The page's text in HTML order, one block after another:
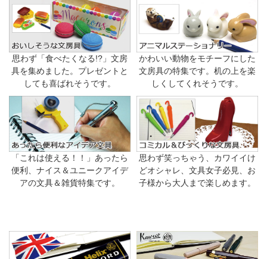
思わず「食べたくなる!?」文房
具を集めました。プレゼントと
しても喜ばれそうです。
かわいい動物をモチーフにした
文房具の特集です。机の上を楽
しくしてくれそうです。
「これは使える！！」あったら
便利、ナイス＆ユニークアイデ
アの文具＆雑貨特集です。
思わず笑っちゃう、カワイイけ
どオシャレ、文具女子必見、お
子様から大人まで楽しめます。